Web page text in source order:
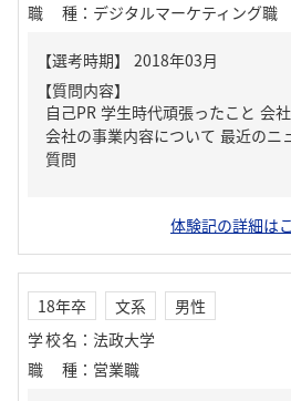
職種 ： デジタルマーケティング職
【質問内容】
自己PR 学生時代頑張ったこと 会
会社の事業内容について 最近のニ
質問
体験記の詳細は
18年卒 文系
男性
学校名 ： 法政大学
職種 ： 営業職